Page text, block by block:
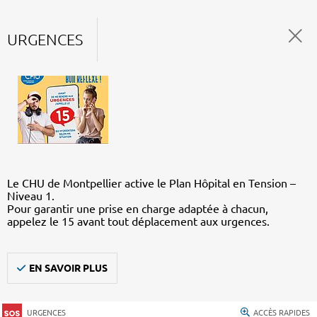
URGENCES
Le CHU de Montpellier active le Plan Hôpital en Tension –
Niveau 1.
Pour garantir une prise en charge adaptée à chacun,
appelez le 15 avant tout déplacement aux urgences.
EN SAVOIR PLUS
URGENCES ACCÈS RAPIDES